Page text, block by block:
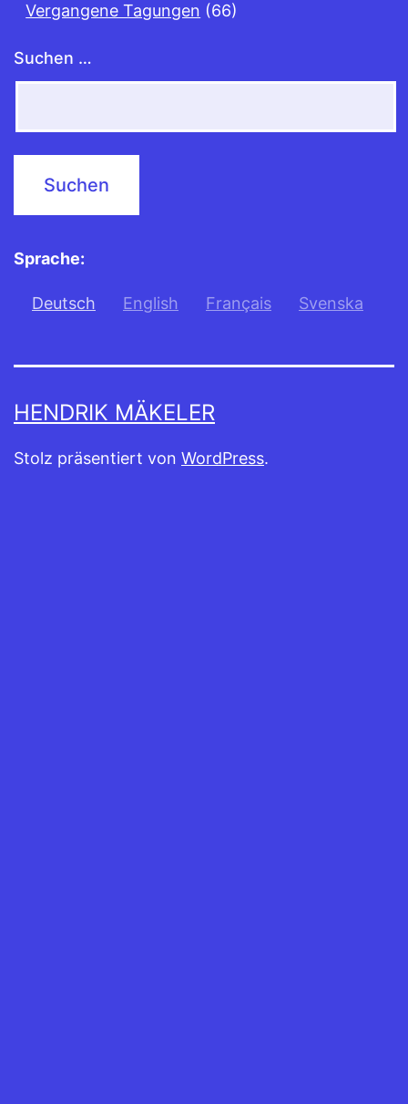
Vergangene Tagungen (66)
Suchen …
Sprache:
Deutsch English Français Svenska
HENDRIK MÄKELER
Stolz präsentiert von WordPress.